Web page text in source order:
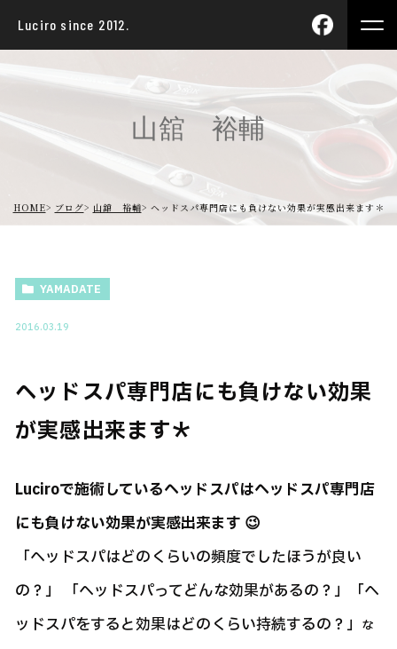
Luciro since 2012.
山舘 裕輔
HOME ブログ 山舘 裕輔 ヘッドスパ専門店にも負けない効果が実感出来ます＊
YAMADATE
2016.03.19
ヘッドスパ専門店にも負けない効果
が実感出来ます＊
Luciroで施術しているヘッドスパはヘッドスパ専門店
にも負けない効果が実感出来ます 😉
「ヘッドスパはどのくらいの頻度でしたほうが良い
の？」 「ヘッドスパってどんな効果があるの？」「ヘ
ッドスパをすると効果はどのくらい持続するの？」 な